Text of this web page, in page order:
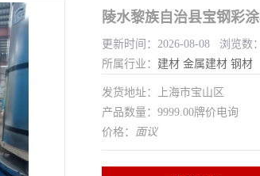
陵水黎族自治县宝钢彩
更新时间：2026-08-08 浏览数
所属行业： 建材 金属建材 钢材
发货地址：上海市宝山区
产品数量：9999.00牌价电询
价格： 面议